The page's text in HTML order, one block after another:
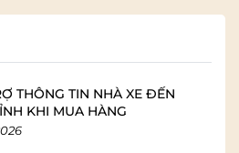
THÔNG TIN NHÀ XE ĐẾN
KHI MUA HÀNG